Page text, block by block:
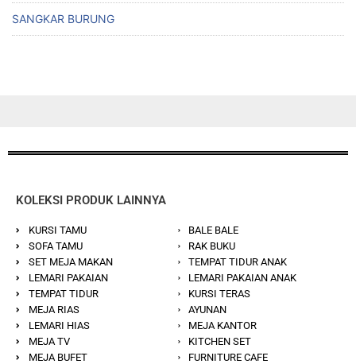
SANGKAR BURUNG
KOLEKSI PRODUK LAINNYA
KURSI TAMU
SOFA TAMU
SET MEJA MAKAN
LEMARI PAKAIAN
TEMPAT TIDUR
MEJA RIAS
LEMARI HIAS
MEJA TV
MEJA BUFET
BALE BALE
RAK BUKU
TEMPAT TIDUR ANAK
LEMARI PAKAIAN ANAK
KURSI TERAS
AYUNAN
MEJA KANTOR
KITCHEN SET
FURNITURE CAFE